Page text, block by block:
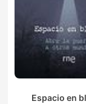
Espacio en